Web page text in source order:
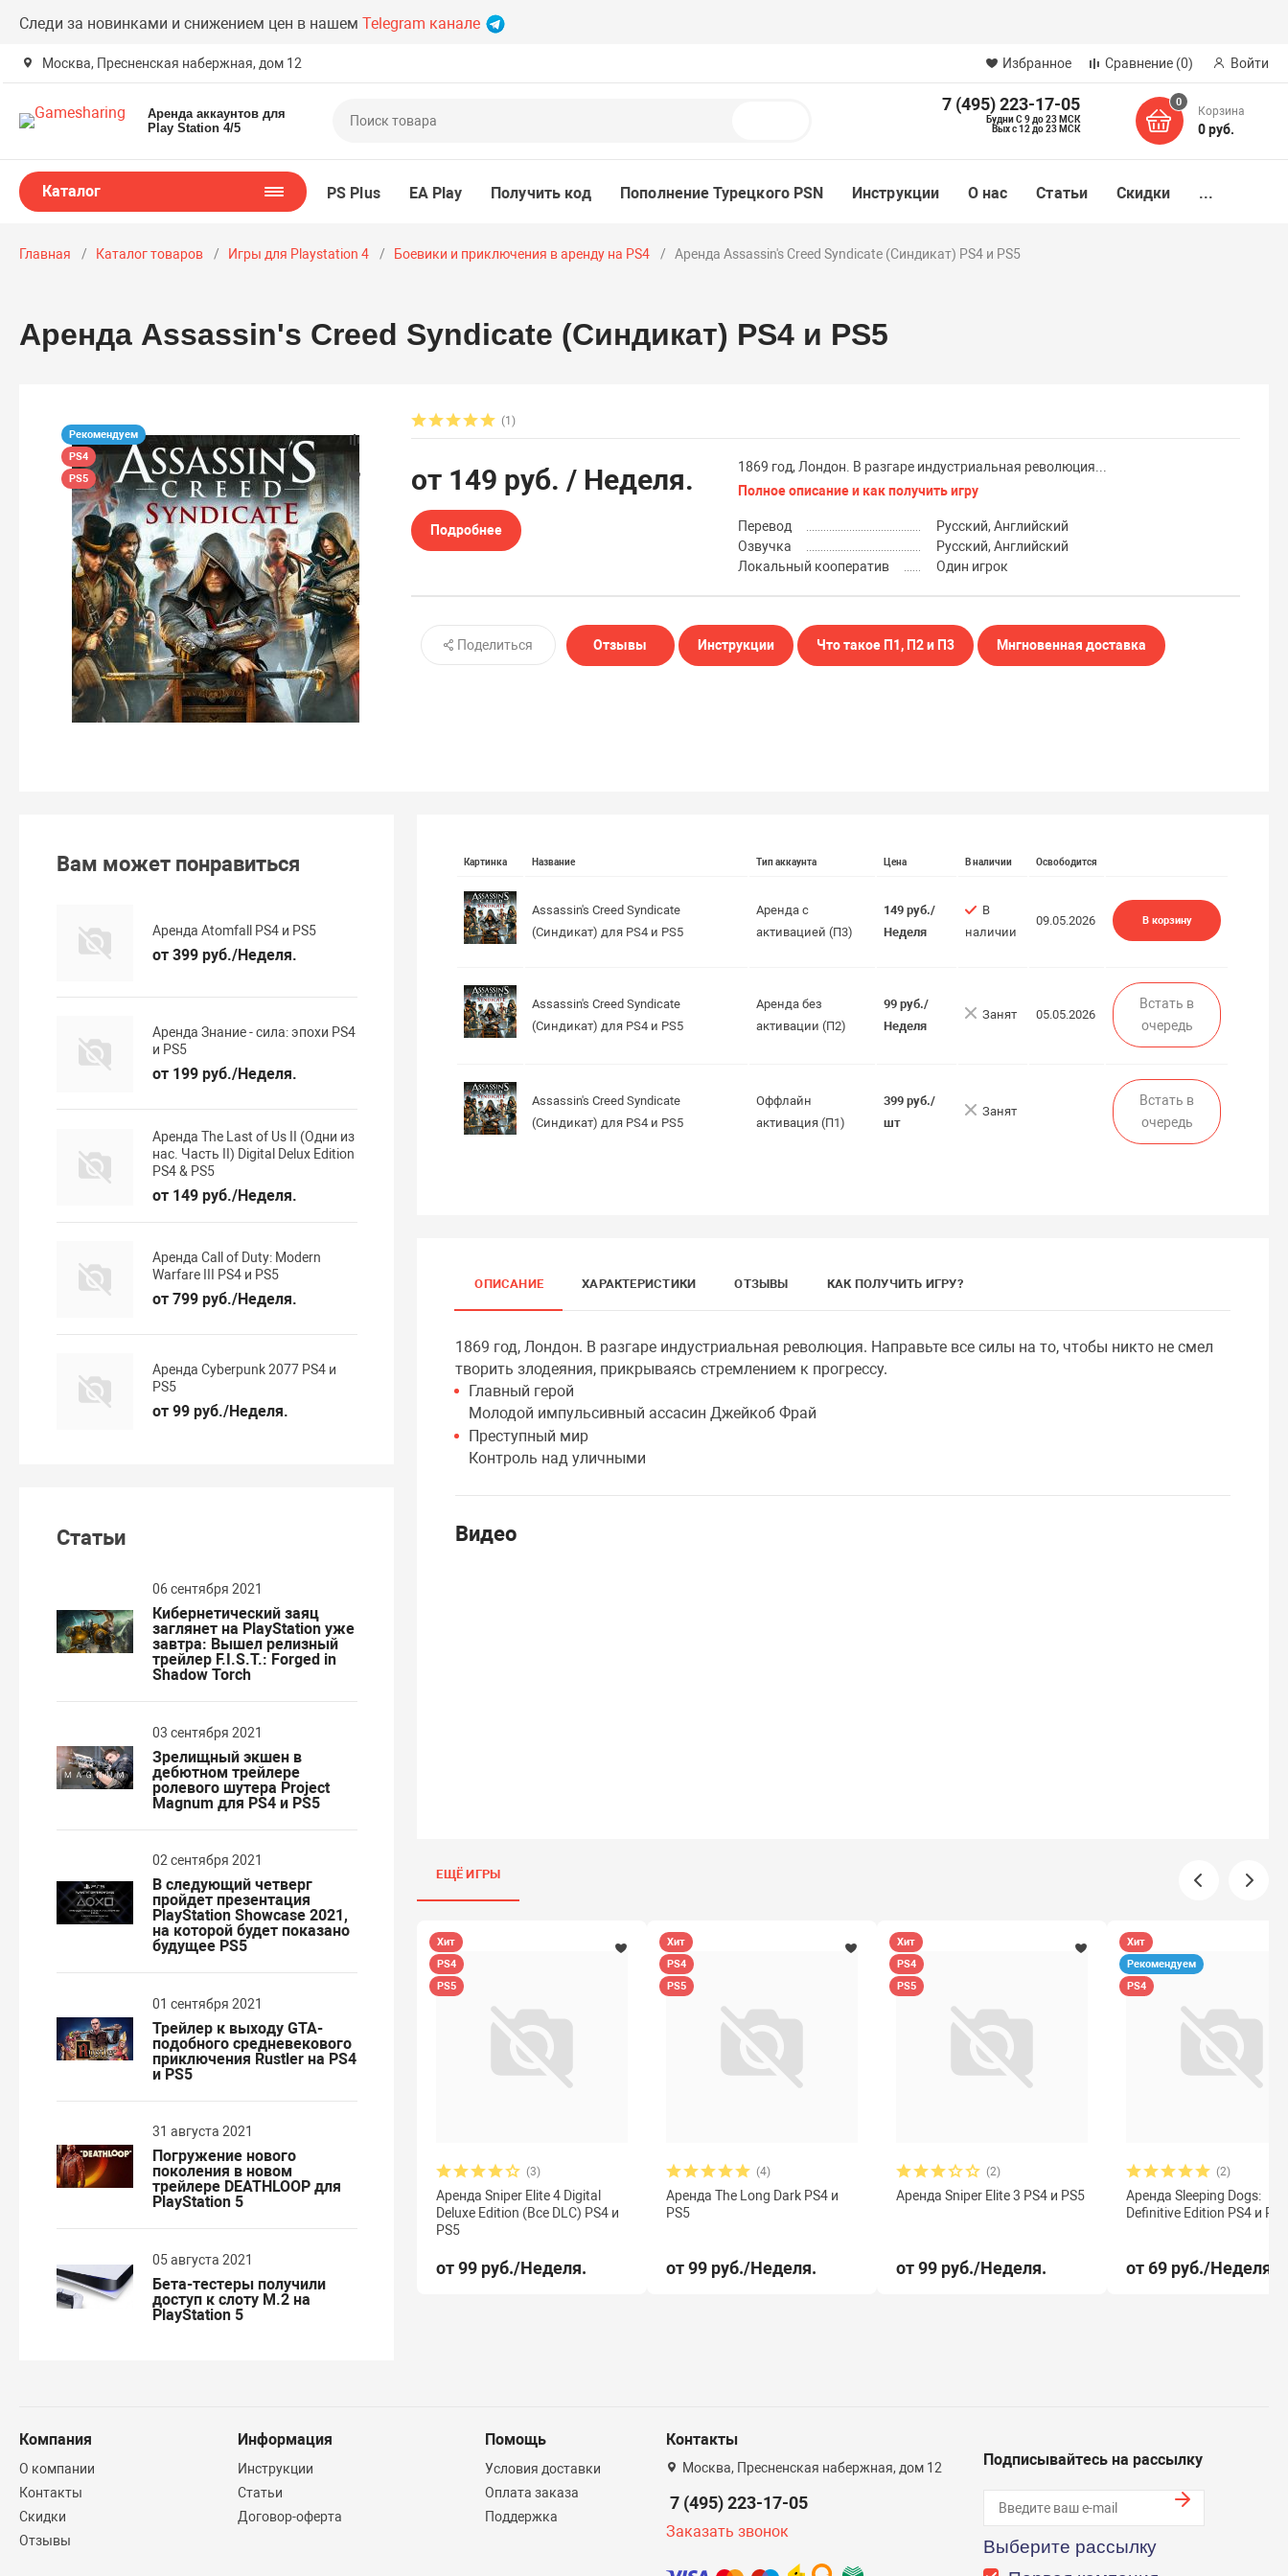
Следи за новинками и снижением цен в нашемTelegram канале
Москва, Пресненская набержная, дом 12 Избранное Сравнение (0) Войти
Аренда аккаунтов для
Play Station 4/5
7 (495) 223-17-05
Будни С 9 до 23 МСК
Вых с 12 до 23 МСК
0
Корзина
0 руб.
Каталог PS Plus EA Play Получить код Пополнение Турецкого PSN Инструкции О нас Статьи Скидки ...
Главная Каталог товаров Игры для Playstation 4 Боевики и приключения в аренду на PS4 Аренда Assassin's Creed Syndicate (Синдикат) PS4 и PS5
Аренда Assassin's Creed Syndicate (Синдикат) PS4 и PS5
Рекомендуем
PS4
PS5
(1)
от 149 руб. / Неделя.
Подробнее
1869 год, Лондон. В разгаре индустриальная революция...
Полное описание и как получить игру
Перевод
Русский, Английский
Озвучка
Русский, Английский
Локальный кооператив
Один игрок
Отзывы Инструкции Что такое П1, П2 и П3 Мнгновенная доставка
Поделиться
Картинка Название Тип аккаунта Цена В наличии Освободится
Assassin's Creed Syndicate
(Синдикат) для PS4 и PS5
Аренда с
активацией (П3)
149 руб./
Неделя
В
наличии
09.05.2026 В корзину
Assassin's Creed Syndicate
(Синдикат) для PS4 и PS5
Аренда без
активации (П2)
99 руб./
Неделя
Занят 05.05.2026
Встать в
очередь
Assassin's Creed Syndicate
(Синдикат) для PS4 и PS5
Оффлайн
активация (П1)
399 руб./
шт
Занят
Встать в
очередь
ОПИСАНИЕ ХАРАКТЕРИСТИКИ ОТЗЫВЫ КАК ПОЛУЧИТЬ ИГРУ?
1869 год, Лондон. В разгаре индустриальная революция. Направьте все силы на то, чтобы никто не смел
творить злодеяния, прикрываясь стремлением к прогрессу.
Главный герой
Молодой импульсивный ассасин Джейкоб Фрай
Преступный мир
Контроль над уличными
Видео
ЕЩЁ ИГРЫ
Хит
PS4
PS5
(3)
Аренда Sniper Elite 4 Digital
Deluxe Edition (Все DLC) PS4 и
PS5
от 99 руб./Неделя.
Хит
PS4
PS5
(4)
Аренда The Long Dark PS4 и
PS5
от 99 руб./Неделя.
Хит
PS4
PS5
(2)
Аренда Sniper Elite 3 PS4 и PS5
от 99 руб./Неделя.
Хит
Рекомендуем
PS4
(2)
Аренда Sleeping Dogs:
Definitive Edition PS4 и
от 69 руб./Неделя.
Вам может понравиться
Аренда Atomfall PS4 и PS5
от 399 руб./Неделя.
Аренда Знание - сила: эпохи PS4
и PS5
от 199 руб./Неделя.
Аренда The Last of Us II (Одни из
нас. Часть II) Digital Delux Edition
PS4 & PS5
от 149 руб./Неделя.
Аренда Call of Duty: Modern
Warfare III PS4 и PS5
от 799 руб./Неделя.
Аренда Cyberpunk 2077 PS4 и
PS5
от 99 руб./Неделя.
Статьи
06 сентября 2021
Кибернетический заяц
заглянет на PlayStation уже
завтра: Вышел релизный
трейлер F.I.S.T.: Forged in
Shadow Torch
03 сентября 2021
Зрелищный экшен в
дебютном трейлере
ролевого шутера Project
Magnum для PS4 и PS5
02 сентября 2021
В следующий четверг
пройдет презентация
PlayStation Showcase 2021,
на которой будет показано
будущее PS5
01 сентября 2021
Трейлер к выходу GTA-
подобного средневекового
приключения Rustler на PS4
и PS5
31 августа 2021
Погружение нового
поколения в новом
трейлере DEATHLOOP для
PlayStation 5
05 августа 2021
Бета-тестеры получили
доступ к слоту M.2 на
PlayStation 5
Компания
О компании
Контакты
Скидки
Отзывы
Информация
Инструкции
Статьи
Договор-оферта
Помощь
Условия доставки
Оплата заказа
Поддержка
Контакты
Москва, Пресненская набержная, дом 12
7 (495) 223-17-05
Заказать звонок
Подписывайтесь на рассылку
Выберите рассылку